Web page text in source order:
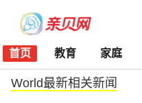
首页 教育 家庭
World最新相关新闻